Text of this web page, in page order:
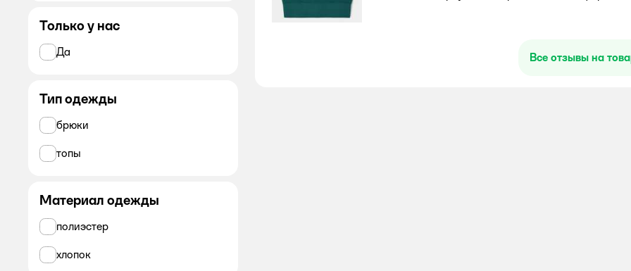
Все отзывы на
Только у нас
Да
Тип одежды
брюки
топы
Материал одежды
полиэстер
хлопок